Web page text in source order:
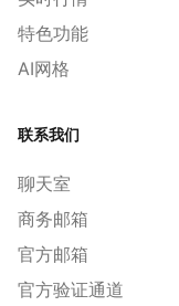
特色功能
AI网格
联系我们
聊天室
商务邮箱
官方邮箱
官方验证通道